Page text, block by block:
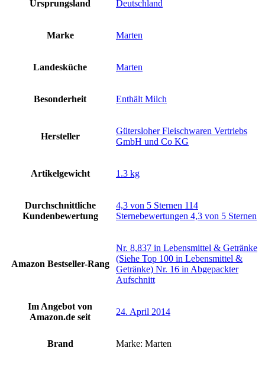
Ursprungsland ‎Deutschland
Marke ‎Marten
Landesküche ‎Marten
Besonderheit ‎Enthält Milch
Hersteller
‎Gütersloher Fleischwaren Vertriebs
GmbH und Co KG
Artikelgewicht ‎1.3 kg
Durchschnittliche
Kundenbewertung
4,3 von 5 Sternen 114
Sternebewertungen 4,3 von 5 Sternen
Amazon Bestseller-Rang
Nr. 8,837 in Lebensmittel & Getränke
(Siehe Top 100 in Lebensmittel &
Getränke) Nr. 16 in Abgepackter
Aufschnitt
Im Angebot von
Amazon.de seit
24. April 2014
Brand Marke: Marten